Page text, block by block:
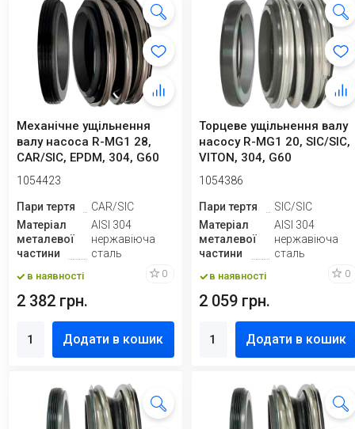
Механічне ущільнення
валу насоса R-MG1 28,
CAR/SIC, EPDM, 304, G60
1054423
Пари тертя
CAR/SIC
Матеріал
металевої
частини
AISI 304
нержавіюча
сталь
в наявності 0
2 382 грн.
Додати в кошик
Торцеве ущільнення валу
насосу R-MG1 20, SIC/SIC,
VITON, 304, G60
1054386
Пари тертя
SIC/SIC
Матеріал
металевої
частини
AISI 304
нержавіюча
сталь
в наявності 0
2 059 грн.
Додати в кошик